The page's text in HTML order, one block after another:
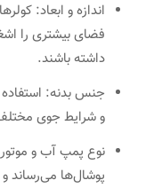
اندازه و ابعاد:
فضای بیشتری را
داشته باشند.
جنس بدنه: استفاده
و شرایط جوی مختلف
نوع پمپ آب و
پوشال‌ها می‌رساند و